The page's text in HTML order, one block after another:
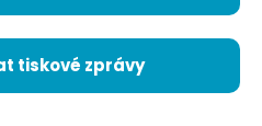
tiskové zprávy